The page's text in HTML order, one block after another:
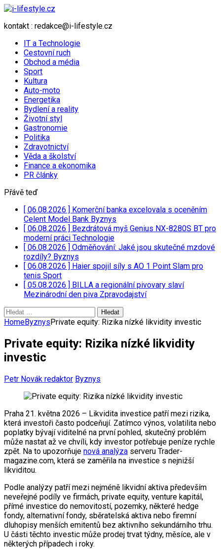
kontakt : redakce@i-lifestyle.cz
IT a Technologie
Cestovní ruch
Obchod a média
Sport
Kultura
Auto-moto
Energetika
Bydlení a reality
Životní styl
Gastronomie
Politika
Zdravotnictví
Věda a školství
Finance a ekonomika
PR články
Přávě teď
[ 06.08.2026 ] Komerční banka excelovala s oceněním
Celent Model Bank Byznys
[ 06.08.2026 ] Bezdrátová myš Genius NX-8280S BT pro
moderní práci Technologie
[ 06.08.2026 ] Odměňování: Jaké jsou skutečné mzdové
rozdíly? Byznys
[ 06.08.2026 ] Haier spojil síly s AO 1 Point Slam pro
tenis Sport
[ 05.08.2026 ] BILLA a regionální pivovary slaví
Mezinárodní den piva Zpravodajství
Vyhledávání
HomeByznysPrivate equity: Rizika nízké likvidity investic
Private equity: Rizika nízké likvidity
investic
Petr Novák redaktor Byznys
Praha 21. května 2026 – Likvidita investice patří mezi rizika,
která investoři často podceňují. Zatímco výnos, volatilita nebo
poplatky bývají viditelné na první pohled, skutečný problém
může nastat až ve chvíli, kdy investor potřebuje peníze rychle
zpět. Na to upozorňuje nová analýza serveru Trader-
magazine.com, která se zaměřila na investice s nejnižší
likviditou.
Podle analýzy patří mezi nejméně likvidní aktiva především
neveřejné podíly ve firmách, private equity, venture kapitál,
přímé investice do nemovitostí, pozemky, některé hedge
fondy, alternativní fondy, sběratelská aktiva nebo firemní
dluhopisy menších emitentů bez aktivního sekundárního trhu.
U části těchto investic může prodej trvat týdny, měsíce, ale v
některých případech i roky.